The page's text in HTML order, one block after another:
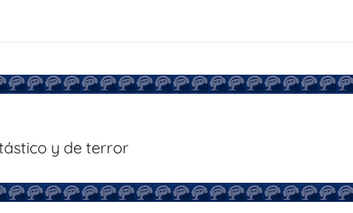
y de terror